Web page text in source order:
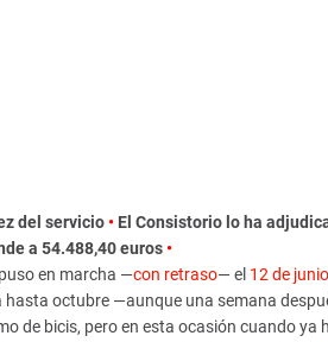
del servicio •El Consistorio lo ha
a 54.488,40 euros •
en marcha —con retraso— el 12 de junio
octubre —aunque una semana
de bicis, pero en esta ocasión cuando